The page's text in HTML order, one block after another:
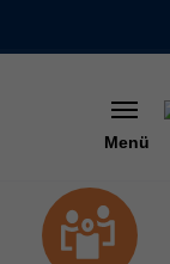
Skip to main content
Menü